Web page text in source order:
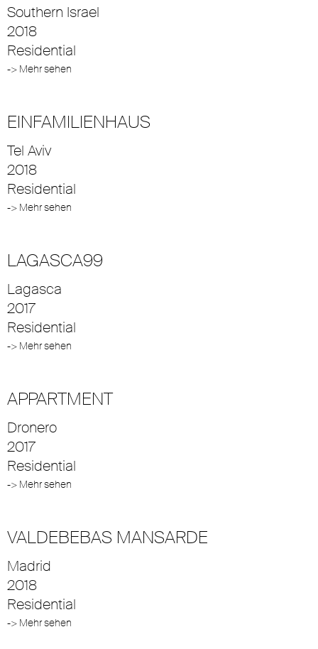
Southern Israel
2018
Residential
-> Mehr sehen
EINFAMILIENHAUS
Tel Aviv
2018
Residential
-> Mehr sehen
LAGASCA99
Lagasca
2017
Residential
-> Mehr sehen
APPARTMENT
Dronero
2017
Residential
-> Mehr sehen
VALDEBEBAS MANSARDE
Madrid
2018
Residential
-> Mehr sehen